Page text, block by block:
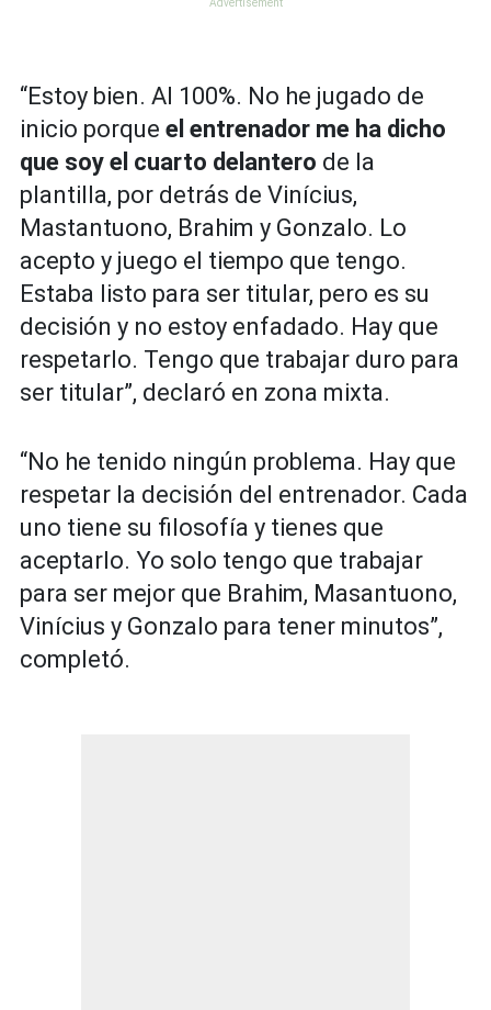
“Estoy bien. Al 100%. No he jugado de
inicio porque el entrenador me ha dicho
que soy el cuarto delantero de la
plantilla, por detrás de Vinícius,
Mastantuono, Brahim y Gonzalo. Lo
acepto y juego el tiempo que tengo.
Estaba listo para ser titular, pero es su
decisión y no estoy enfadado. Hay que
respetarlo. Tengo que trabajar duro para
ser titular”, declaró en zona mixta.
“No he tenido ningún problema. Hay que
respetar la decisión del entrenador. Cada
uno tiene su filosofía y tienes que
aceptarlo. Yo solo tengo que trabajar
para ser mejor que Brahim, Masantuono,
Vinícius y Gonzalo para tener minutos”,
completó.